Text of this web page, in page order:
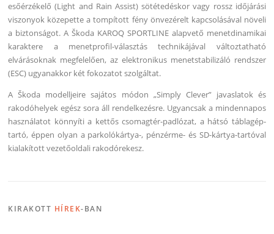
esőérzékelő (Light and Rain Assist) sötétedéskor vagy rossz időjárási
viszonyok közepette a tompított fény önvezérelt kapcsolásával növeli
a biztonságot. A Škoda KAROQ SPORTLINE alapvető menetdinamikai
karaktere a menetprofil-választás technikájával változtatható
elvárásoknak megfelelően, az elektronikus menetstabilizáló rendszer
(ESC) ugyanakkor két fokozatot szolgáltat.
A Škoda modelljeire sajátos módon „Simply Clever” javaslatok és
rakodóhelyek egész sora áll rendelkezésre. Ugyancsak a mindennapos
használatot könnyíti a kettős csomagtér-padlózat, a hátsó táblagép-
tartó, éppen olyan a parkolókártya-, pénzérme- és SD-kártya-tartóval
kialakított vezetőoldali rakodórekesz.
KIRAKOTT HÍREK-BAN